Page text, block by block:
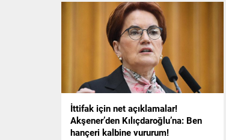
memuriyet sistemine göre yapıldığını
söyledi. Bilal Erdoğan, "Türkiyede
kimse iddia edemez ki ancak idealist
insanlar öğretmen oluyor. Böyle bir
iddiası olan varsa tartışabiliriz tabii
ama birçoğu memur olmak için
öğretmen oluyor" ifadelerini kullandı.
İttifak için net açıklamalar!
Akşener’den Kılıçdaroğlu’na: Ben
hançeri kalbine vururum!